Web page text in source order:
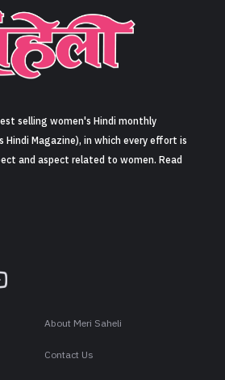
selling women's Hindi monthly
Hindi Magazine), in which every effort is
and aspect related to women. Read
About Meri Saheli
Contact Us